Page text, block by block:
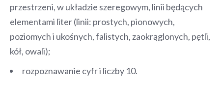
przestrzeni, w układzie szeregowym, linii będących
elementami liter (linii: prostych, pionowych,
poziomych i ukośnych, falistych, zaokrąglonych, pętli,
kół, owali);
rozpoznawanie cyfr i liczby 10.